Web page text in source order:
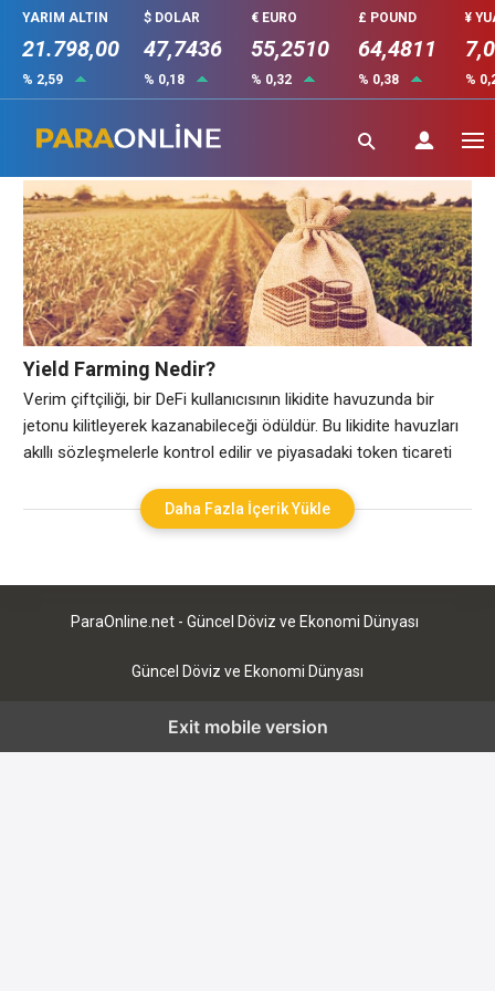
YARIM ALTIN
21.798,00
% 2,59
$ DOLAR
47,7436
% 0,18
€ EURO
55,2510
% 0,32
£ POUND
64,4811
% 0,38
¥
%
Yield Farming Nedir
Yield Farming Nedir?
Verim çiftçiliği, bir DeFi kullanıcısının likidite havuzunda bir
jetonu kilitleyerek kazanabileceği ödüldür. Bu likidite havuzları
akıllı sözleşmelerle kontrol edilir ve piyasadaki token ticareti
birimi havuzları için likidite sağlayan verimli tarım. Ethereum
gibi bir ağ üzerinden sisteme kilitlenen Token, kullanıcıya geri
Daha Fazla İçerik Yükle
ParaOnline.net - Güncel Döviz ve Ekonomi Dünyası
Güncel Döviz ve Ekonomi Dünyası
Exit mobile version